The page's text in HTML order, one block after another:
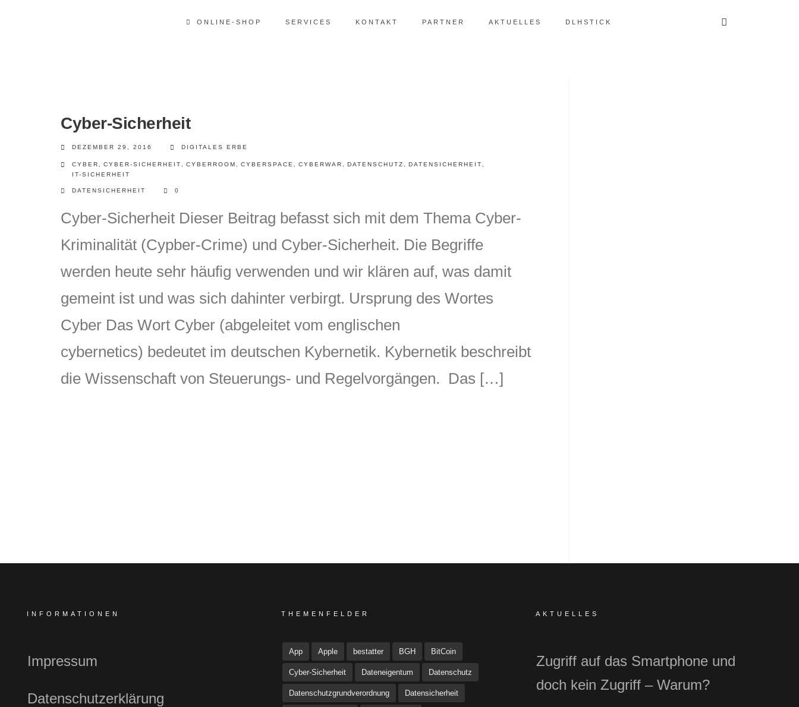
ONLINE-SHOP SERVICES KONTAKT PARTNER AKTUELLES DLHSTICK
Cyber-Sicherheit
DEZEMBER 29, 2016 DIGITALES ERBE
CYBER CYBER-SICHERHEIT CYBERROOM CYBERSPACE CYBERWAR DATENSCHUTZ DATENSICHERHEIT
IT-SICHERHEIT
DATENSICHERHEIT 0
Cyber-Sicherheit Dieser Beitrag befasst sich mit dem Thema Cyber-
Kriminalität (Cypber-Crime) und Cyber-Sicherheit. Die Begriffe
werden heute sehr häufig verwenden und wir klären auf, was damit
gemeint ist und was sich dahinter verbirgt. Ursprung des Wortes
Cyber Das Wort Cyber (abgeleitet vom englischen
cybernetics) bedeutet im deutschen Kybernetik. Kybernetik beschreibt
die Wissenschaft von Steuerungs- und Regelvorgängen. Das […]
INFORMATIONEN
Impressum
Datenschutzerklärung
THEMENFELDER
App Apple bestatter BGH BitCoin
Cyber-Sicherheit Dateneigentum Datenschutz
Datenschutzgrundverordnung Datensicherheit
AKTUELLES
Zugriff auf das Smartphone und
doch kein Zugriff – Warum?